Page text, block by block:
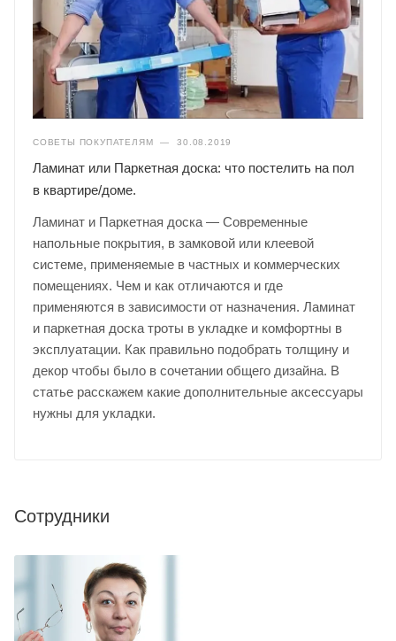
СОВЕТЫ ПОКУПАТЕЛЯМ — 30.08.2019
Ламинат или Паркетная доска: что постелить на пол
в квартире/доме.
Ламинат и Паркетная доска — Современные
напольные покрытия, в замковой или клеевой
системе, применяемые в частных и коммерческих
помещениях. Чем и как отличаются и где
применяются в зависимости от назначения. Ламинат
и паркетная доска троты в укладке и комфортны в
эксплуатации. Как правильно подобрать толщину и
декор чтобы было в сочетании общего дизайна. В
статье расскажем какие дополнительные аксессуары
нужны для укладки.
Сотрудники